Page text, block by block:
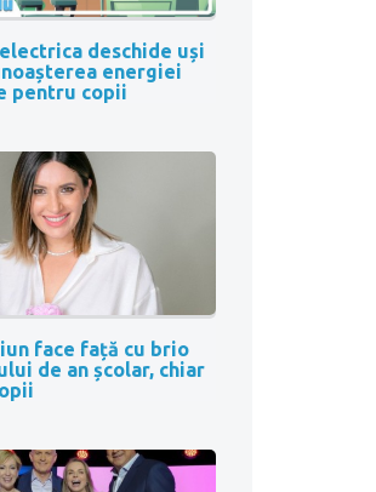
deschide uși
energiei
pentru copii
face față cu brio
de an școlar, chiar